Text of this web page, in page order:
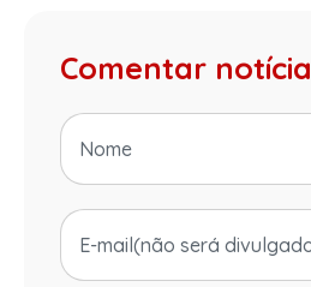
Comentar notícia